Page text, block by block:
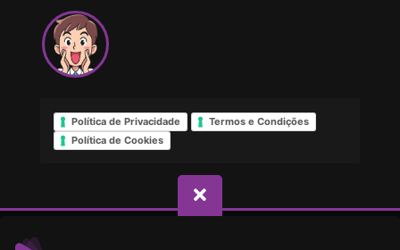
Política de Privacidade
Termos e Condições
Política de Cookies
© Direitos reservados - Web Rádio PQP